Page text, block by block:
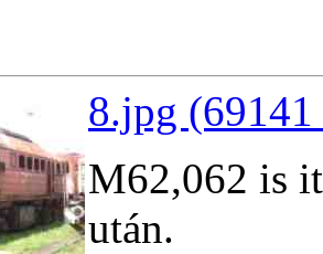
8.jpg (69141
M62,062 is
után.